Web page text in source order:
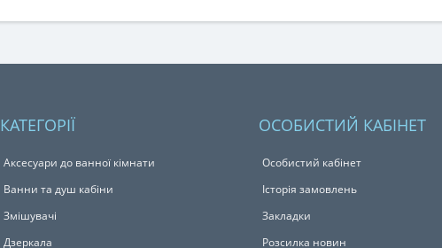
КАТЕГОРІЇ
Аксесуари до ванної кімнати
Ванни та душ кабіни
Змішувачі
Дзеркала
ОСОБИСТИЙ КАБІНЕТ
Особистий кабінет
Історія замовлень
Закладки
Розсилка новин